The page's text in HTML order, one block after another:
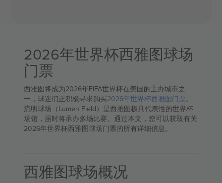
2026年世界杯西雅图球场
门票
西雅图将成为2026年FIFA世界杯在美国的主办城市之
一，球迷们正积极寻求购买2026年世界杯西雅图门票。
流明球场（Lumen Field）是西雅图极具代表性的世界杯
场馆，届时将承办多场比赛。通过本文，您可以获取有关
2026年世界杯西雅图球场门票的所有详细信息。
西雅图球场概况